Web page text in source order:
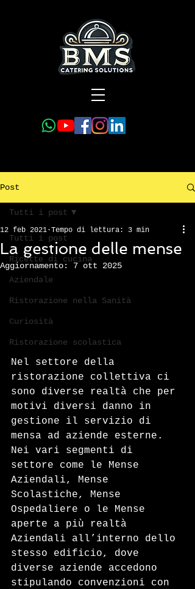
Post
Tutti i post
Ricette di cucina
Aziendale
Ristorazione nella Sanità
Curiosità
Ristorazione scolastica
Tutti i post
La gestione delle mense
12 feb 2021 Tempo di lettura: 3 min
Aggiornamento: 7 ott 2025
Nel settore della
ristorazione collettiva ci
sono diverse realtà che per
motivi diversi danno in
gestione il servizio di
mensa ad aziende esterne.
Nei vari segmenti di
settore come le Mense
Aziendali, Mense
Scolastiche, Mense
Ospedaliere o le Mense
aperte a più realtà
Aziendali all’interno dello
stesso edificio, dove
diverse aziende accedono
stipulando convenzioni con